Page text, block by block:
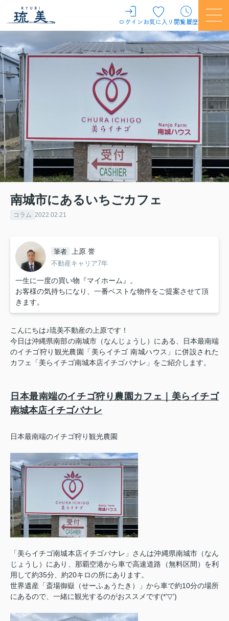
ログインお気に入り 閲覧履歴
南城市にあるいちごカフェ
コラム 2022.02.21
筆者 上原 誉
不動産キャリア7年
一生に一度の買い物『マイホーム』。
お客様の気持ちになり、一番ベストな物件をご提案させて頂
きます。
こんにちは♪琉美不動産の上原です！
今日は沖縄県南部の南城市（なんじょうし）にある、日本最南端
のイチゴ狩り観光農園「美らイチゴ 南城ハウス」に併設された
カフェ「美らイチゴ南城本店イチゴバナレ」をご紹介します。
日本最南端のイチゴ狩り農園カフェ｜美らイチゴ
南城本店イチゴバナレ
日本最南端のイチゴ狩り観光農園
「美らイチゴ南城本店イチゴバナレ」さんは沖縄県南城市（なん
じょうし）にあり、那覇空港から車で高速道路（無料区間）を利
用して約35分、約20キロの所にあります。
世界遺産「斎場御嶽（せーふぁうたき）」から車で約10分の場所
にあるので、一緒に観光するのがおススメです(*’▽’)